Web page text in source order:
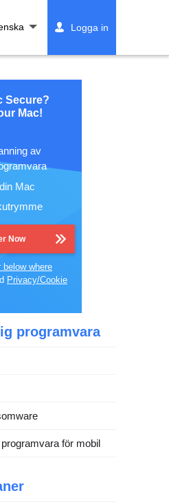
Logga in
Secure?
Mac!
av
Mac
Now
where
Privacy/Cookie
programvara
för mobil